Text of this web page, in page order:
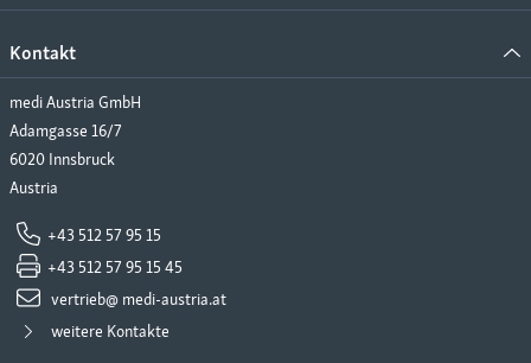
Kontakt
medi Austria GmbH
Adamgasse 16/7
6020 Innsbruck
Austria
+43 512 57 95 15
+43 512 57 95 15 45
vertrieb@ medi-austria.at
weitere Kontakte